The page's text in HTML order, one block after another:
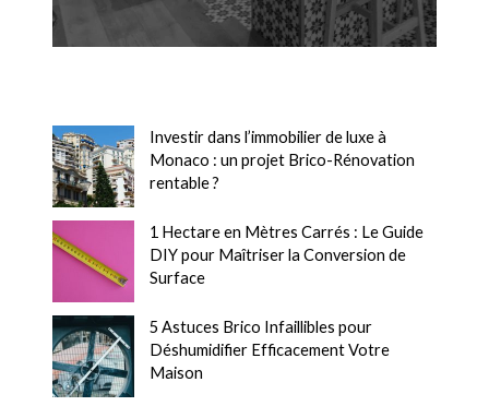
Investir dans l’immobilier de luxe à
Monaco : un projet Brico-Rénovation
rentable ?
1 Hectare en Mètres Carrés : Le Guide
DIY pour Maîtriser la Conversion de
Surface
5 Astuces Brico Infaillibles pour
Déshumidifier Efficacement Votre
Maison